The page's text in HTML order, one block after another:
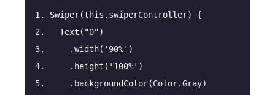
Swiper(this.swiperController) {
Text ( "0")
.width( '90%' )
.height ( '100%' )
.backgroundColor(Color.Gray)